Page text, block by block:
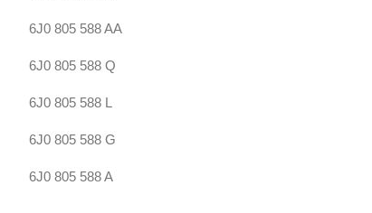
6J0 805 588 AA
6J0 805 588 Q
6J0 805 588 L
6J0 805 588 G
6J0 805 588 A